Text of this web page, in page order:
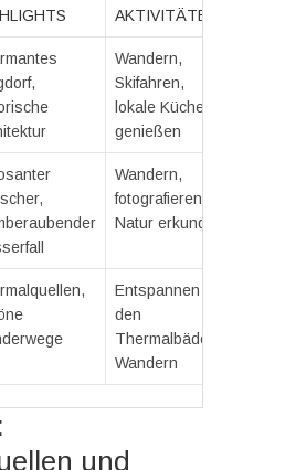
AKTIVITÄTEN
Wandern,
Skifahren,
lokale Küche
genießen
Wandern,
fotografieren,
Natur erkunden
Entspannen in
den
Thermalbädern,
Wandern
und